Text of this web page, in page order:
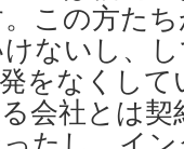
この方た
ないし、
をなくし
会社とは